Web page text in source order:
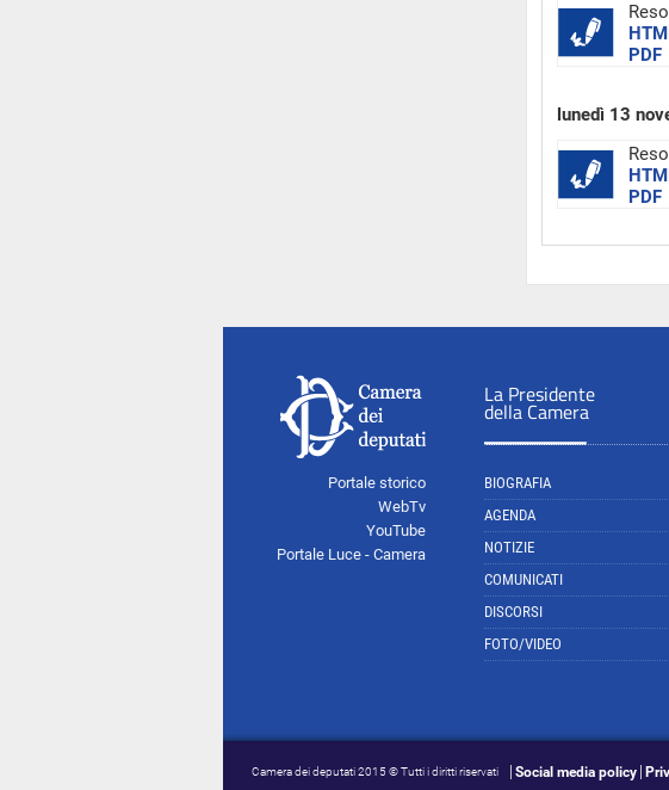
PDF
lunedì 13
PDF
Portale storico
WebTv
YouTube
Portale Luce - Camera
La Presidente
della Camera
BIOGRAFIA
AGENDA
NOTIZIE
COMUNICATI
DISCORSI
FOTO/VIDEO
Camera dei deputati 2015 © Tutti i diritti riservati Social media policy